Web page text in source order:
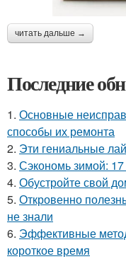
читать дальше →
Последние
1. Основные
способы их ремонта
2. Эти гениальные
3. Сэкономь зимой: 17
4. Обустройте свой
5. Откровенно
не знали
6. Эффективные
короткое время